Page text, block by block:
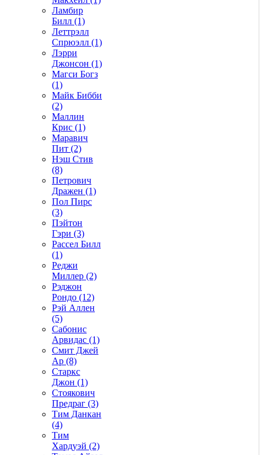
Ламбир
Билл (1)
Леттрэлл
Спрюэлл (1)
Лэрри
Джонсон (1)
Магси Богз
(1)
Майк Бибби
(2)
Маллин
Крис (1)
Маравич
Пит (2)
Нэш Стив
(8)
Петрович
Дражен (1)
Пол Пирс
(3)
Пэйтон
Гэри (3)
Рассел Билл
(1)
Реджи
Миллер (2)
Рэджон
Рондо (12)
Рэй Аллен
(5)
Сабонис
Арвидас (1)
Смит Джей
Ар (8)
Старкс
Джон (1)
Стоякович
Предраг (3)
Тим Данкан
(4)
Тим
Хардуэй (2)